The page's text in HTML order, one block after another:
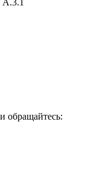
А.3.1
обращайтесь: